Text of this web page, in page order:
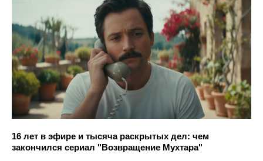
16 лет в эфире и тысяча раскрытых дел: чем
закончился сериал "Возвращение Мухтара"